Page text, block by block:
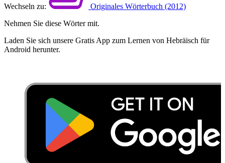
Wechseln zu:
Originales Wörterbuch (2012)
Nehmen Sie diese Wörter mit.
Laden Sie sich unsere Gratis App zum Lernen von Hebräisch für
Android herunter.